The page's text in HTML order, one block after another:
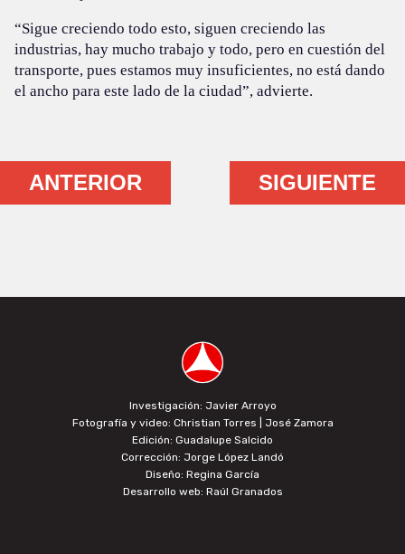
“Sigue creciendo todo esto, siguen creciendo las
industrias, hay mucho trabajo y todo, pero en cuestión del
transporte, pues estamos muy insuficientes, no está dando
el ancho para este lado de la ciudad”, advierte.
ANTERIOR SIGUIENTE
Investigación: Javier Arroyo
Fotografía y video: Christian Torres | José Zamora
Edición: Guadalupe Salcido
Corrección: Jorge López Landó
Diseño: Regina García
Desarrollo web: Raúl Granados